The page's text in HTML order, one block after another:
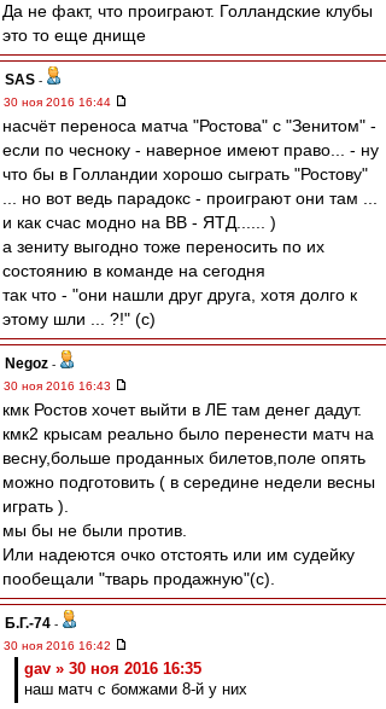
Да не факт, что проиграют. Голландские клубы
это то еще днище
SAS -
30 ноя 2016 16:44
насчёт переноса матча "Ростова" с "Зенитом" -
если по чесноку - наверное имеют право... - ну
что бы в Голландии хорошо сыграть "Ростову"
... но вот ведь парадокс - проиграют они там ...
и как счас модно на ВВ - ЯТД...... )
а зениту выгодно тоже переносить по их
состоянию в команде на сегодня
так что - "они нашли друг друга, хотя долго к
этому шли ... ?!" (c)
Negoz -
30 ноя 2016 16:43
кмк Ростов хочет выйти в ЛЕ там денег дадут.
кмк2 крысам реально было перенести матч на
весну,больше проданных билетов,поле опять
можно подготовить ( в середине недели весны
играть ).
мы бы не были против.
Или надеются очко отстоять или им судейку
пообещали "тварь продажную"(с).
Б.Г.-74 -
30 ноя 2016 16:42
gav » 30 ноя 2016 16:35
наш матч с бомжами 8-й у них